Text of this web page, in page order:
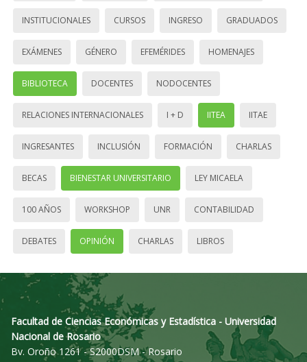
INSTITUCIONALES CURSOS INGRESO GRADUADOS
EXÁMENES GÉNERO EFEMÉRIDES HOMENAJES
BIBLIOTECA DOCENTES NODOCENTES
RELACIONES INTERNACIONALES I + D IITEA IITAE
INGRESANTES INCLUSIÓN FORMACIÓN CHARLAS
BECAS BIENESTAR UNIVERSITARIO LEY MICAELA
100 AÑOS WORKSHOP UNR CONTABILIDAD
DEBATES OPINIÓN CHARLAS LIBROS
Facultad de Ciencias Económicas y Estadística - Universidad
Nacional de Rosario
Bv. Oroño 1261 - S2000DSM - Rosario